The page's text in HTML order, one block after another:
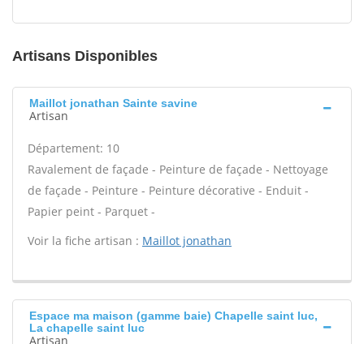
Artisans Disponibles
Maillot jonathan Sainte savine
Artisan
Département: 10
Ravalement de façade - Peinture de façade - Nettoyage
de façade - Peinture - Peinture décorative - Enduit -
Papier peint - Parquet -
Voir la fiche artisan : Maillot jonathan
Espace ma maison (gamme baie) Chapelle saint luc,
La chapelle saint luc
Artisan